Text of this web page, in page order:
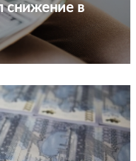
снижение в